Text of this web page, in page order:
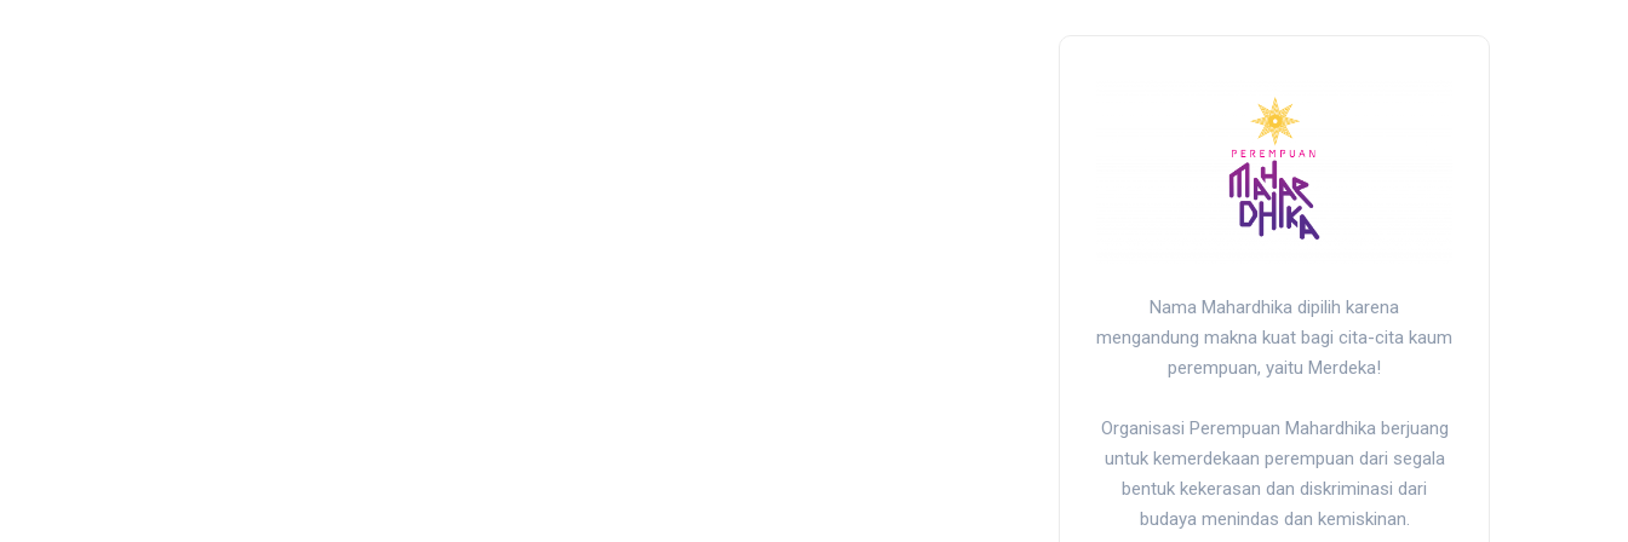
Nama Mahardhika dipilih karena
mengandung makna kuat bagi cita-cita kaum
perempuan, yaitu Merdeka!
Organisasi Perempuan Mahardhika berjuang
untuk kemerdekaan perempuan dari segala
bentuk kekerasan dan diskriminasi dari
budaya menindas dan kemiskinan.